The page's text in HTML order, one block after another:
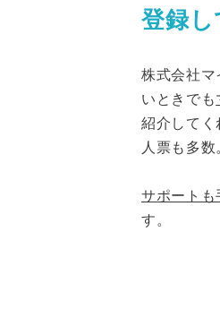
登録
株式会社マ
いときでも
紹介してく
人票も多数
サポートも
す。